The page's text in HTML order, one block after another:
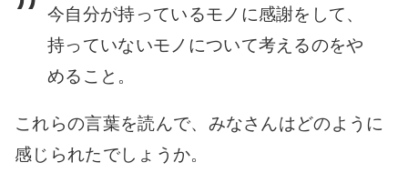
今自分が持っているモノに感謝をして、
持っていないモノについて考えるのをや
めること。
これらの言葉を読んで、みなさんはどのように
感じられたでしょうか。